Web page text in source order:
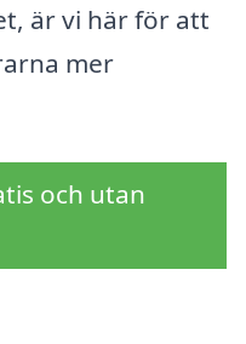
är vi här för att
mer
och utan